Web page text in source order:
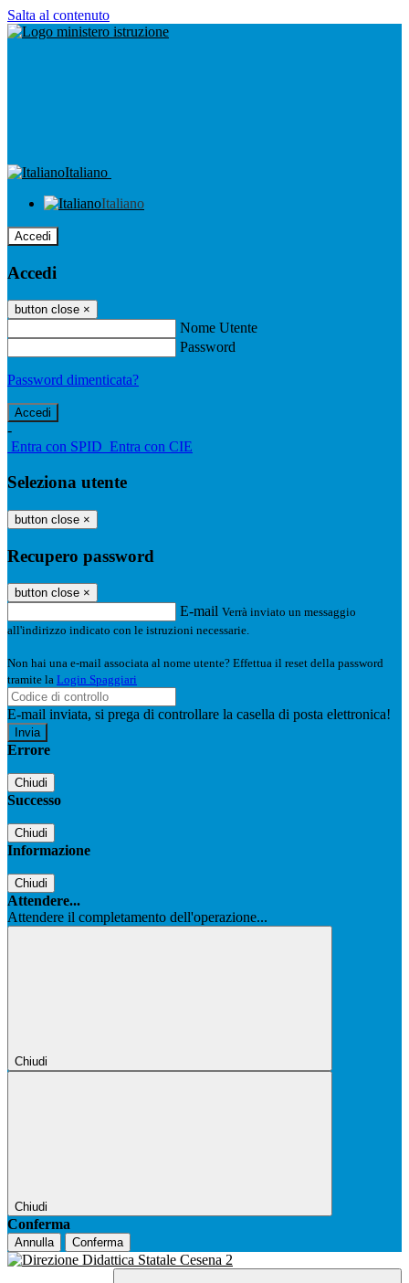
Salta al contenuto
Italiano
Italiano
Accedi
Accedi
button close ×
Nome Utente
Password
Password dimenticata?
-
Entra con SPID Entra con CIE
Seleziona utente
button close ×
Recupero password
button close ×
E-mail Verrà inviato un messaggio
all'indirizzo indicato con le istruzioni necessarie.
Non hai una e-mail associata al nome utente? Effettua il reset della password
tramite la Login Spaggiari
E-mail inviata, si prega di controllare la casella di posta elettronica!
Errore
Chiudi
Successo
Chiudi
Informazione
Chiudi
Attendere...
Attendere il completamento dell'operazione...
Chiudi
Chiudi
Conferma
Annulla Conferma